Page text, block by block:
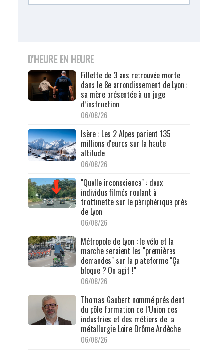
D'HEURE EN HEURE
Fillette de 3 ans retrouvée morte
dans le 8e arrondissement de Lyon :
sa mère présentée à un juge
d’instruction
06/08/26
Isère : Les 2 Alpes parient 135
millions d'euros sur la haute
altitude
06/08/26
"Quelle inconscience" : deux
individus filmés roulant à
trottinette sur le périphérique près
de Lyon
06/08/26
Métropole de Lyon : le vélo et la
marche seraient les "premières
demandes" sur la plateforme "Ça
bloque ? On agit !"
06/08/26
Thomas Gaubert nommé président
du pôle formation de l’Union des
industries et des métiers de la
métallurgie Loire Drôme Ardèche
06/08/26